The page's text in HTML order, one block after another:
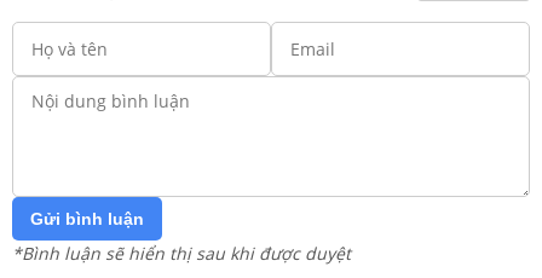
Gửi bình luận
*Bình luận sẽ hiển thị sau khi được duyệt